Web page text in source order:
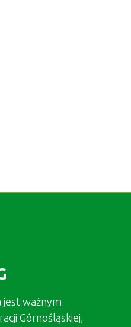
jest ważnym
Górnośląskiej,